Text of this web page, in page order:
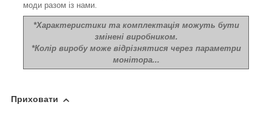
моди разом із нами.
*Характеристики та комплектація можуть бути
змінені виробником.
*Колір виробу може відрізнятися через параметри
монітора...
Приховати